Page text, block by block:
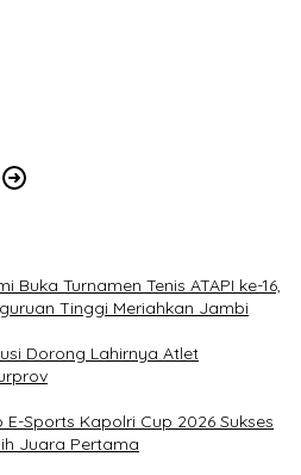
Buka Turnamen Tenis ATAPI ke-16,
Tinggi Meriahkan Jambi
Dorong Lahirnya Atlet
Sports Kapolri Cup 2026 Sukses
Juara Pertama